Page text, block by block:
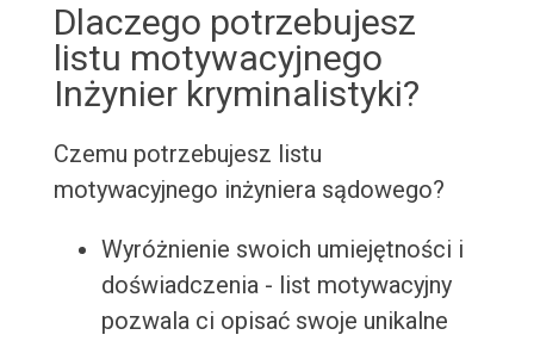
Dlaczego potrzebujesz
listu motywacyjnego
Inżynier kryminalistyki?
Czemu potrzebujesz listu
motywacyjnego inżyniera sądowego?
Wyróżnienie swoich umiejętności i
doświadczenia - list motywacyjny
pozwala ci opisać swoje unikalne